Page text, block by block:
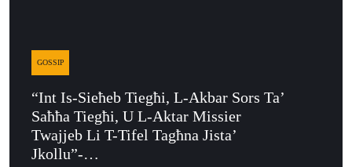
GOSSIP
“Int Is-Sieħeb Tiegħi, L-Akbar Sors Ta’
Saħħa Tiegħi, U L-Aktar Missier
Twajjeb Li T-Tifel Tagħna Jista’
Jkollu”-…